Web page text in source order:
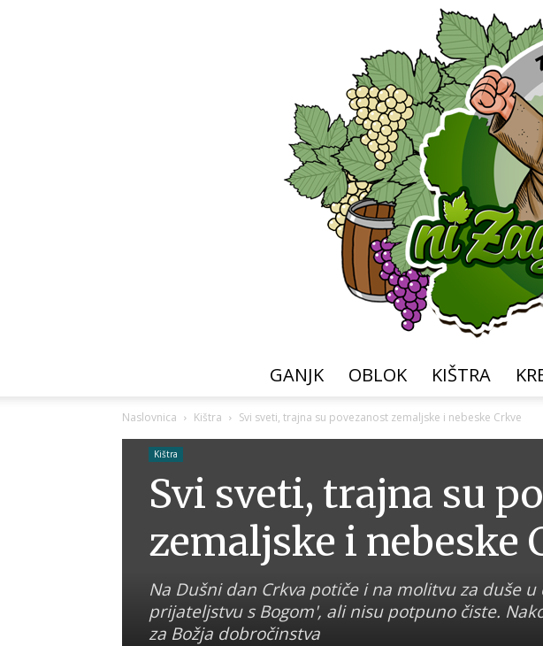
GANJK OBLOK KIŠTRA
Naslovnica Kištra Svi sveti, trajna su povezanost zemaljske i nebeske Crkve
Kištra
Svi sveti, trajna su
zemaljske i nebeske
Na Dušni dan Crkva potiče i na molitvu za duše
prijateljstvu s Bogom', ali nisu potpuno čiste.
za Božja dobročinstva